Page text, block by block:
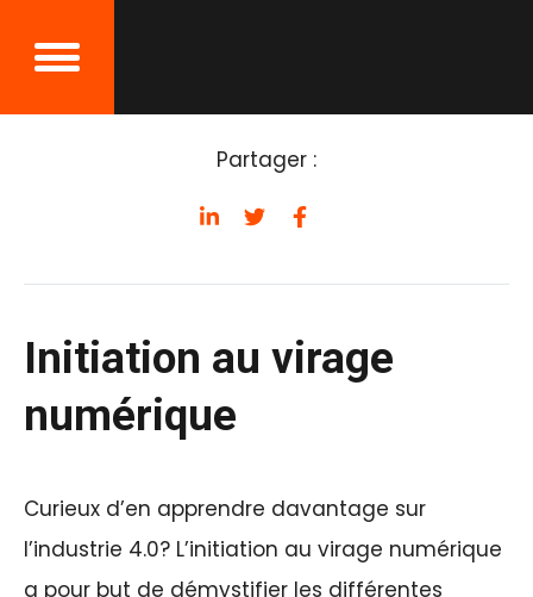
Partager :
Initiation au virage
numérique
Curieux d’en apprendre davantage sur
l’industrie 4.0? L’initiation au virage numérique
a pour but de démystifier les différentes